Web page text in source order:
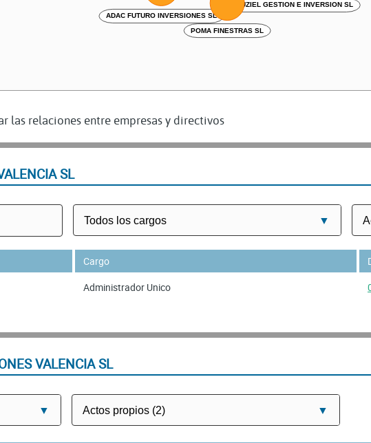
NOUZIEL GESTION E INVERSION SL
ADAC FUTURO INVERSIONES SL
POMA FINESTRAS SL
las relaciones entre empresas y directivos
SL
Cargo
Administrador Unico
VALENCIA SL